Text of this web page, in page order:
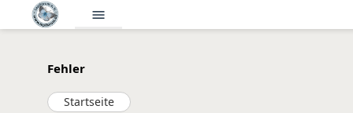
menu
Fehler
Startseite